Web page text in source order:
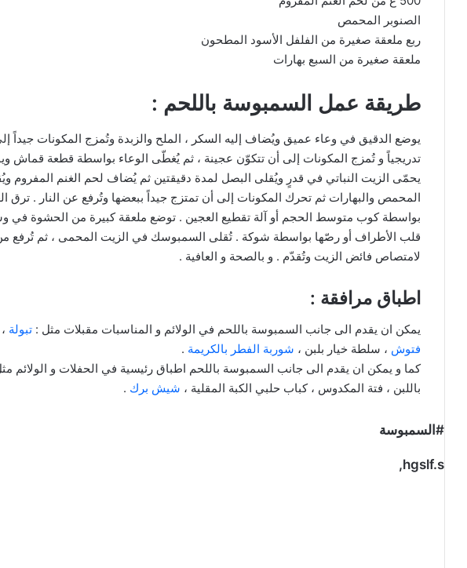
الصنوبر المحمص
ربع ملعقة صغيرة من الفلفل الأسود المطحون
ملعقة صغيرة من السبع بهارات
طريقة عمل السمبوسة باللحم :
يوضع الدقيق في وعاء عميق ويُضاف إليه السكر ، الملح والزبدة وتُمزج المكونات جيداً
بواسطة كوب متوسط الحجم أو آلة تقطيع العجين . توضع ملعقة كبيرة من الحشوة
قلب الأطراف أو رصّها بواسطة شوكة . تُقلى السمبوسك في الزيت المحمى ، ثم تُرفع
لامتصاص فائض الزيت وتُقدّم . و بالصحة و العافية .
اطباق مرافقة :
يمكن ان يقدم الى جانب السمبوسة باللحم في الولائم و المناسبات مقبلات مثل :تبولة
فتوش ، سلطة خيار بلبن ، شوربة الفطر بالكريمة .
كما و يمكن ان يقدم الى جانب السمبوسة باللحم اطباق رئيسية في الحفلات و الولائم
باللبن ، فتة المكدوس ، كباب حلبي الكبة المقلية ، شيش برك .
#السمبوسة
hgslf.s,